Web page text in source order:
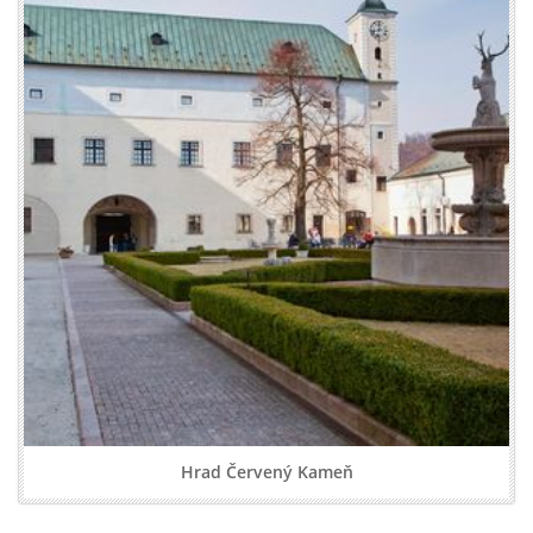
Hrad Červený Kameň